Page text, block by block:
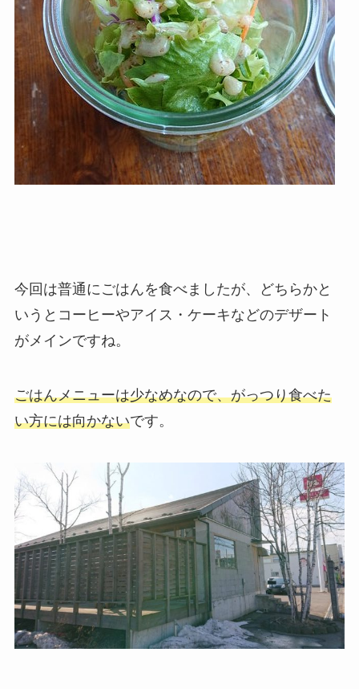
今回は普通にごはんを食べましたが、どちらかと
いうとコーヒーやアイス・ケーキなどのデザート
がメインですね。
ごはんメニューは少なめなので、がっつり食べた
い方には向かないです。